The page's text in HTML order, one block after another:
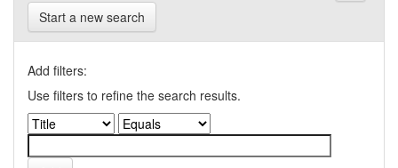
Start a new search
Add filters:
Use filters to refine the search results.